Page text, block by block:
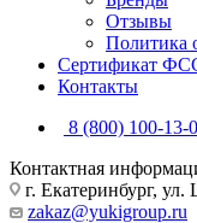
Отзывы
Политика
Сертификат
Контакты
8 (800) 100-13-
Контактная
г. Екатеринбург,
zakaz@yukigroup.ru